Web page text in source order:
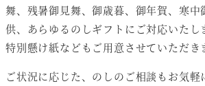
舞、残暑御見舞、御歳暮、御年賀、寒中
供、あらゆるのしギフトにご対応いたし
特別懸け紙などもご用意させていただき
ご状況に応じた、のしのご相談もお気